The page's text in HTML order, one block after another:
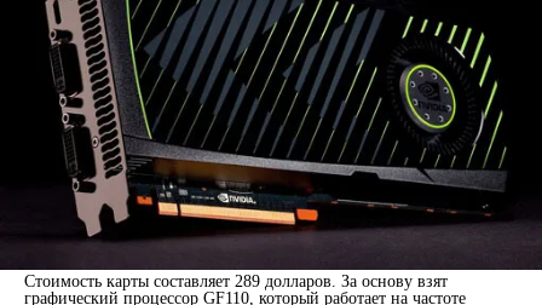
Стоимость карты составляет 289 долларов. За основу взят
графический процессор GF110, который работает на частоте